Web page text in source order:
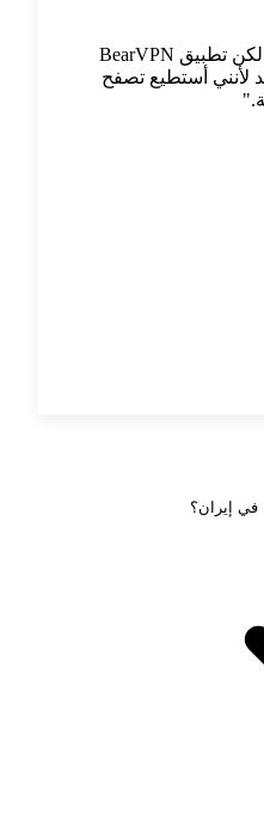
ليست لدي خبرة تقنية كبيرة، لكن تطبيق BearVPN
لأنني أستطيع تصفح
"